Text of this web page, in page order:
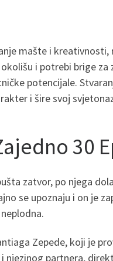
mašte i
i potrebi brige
potencijale.
i šire svoj
30
zatvor, po njega
se upoznaju i on je
Zepede, koji je
i njezinog partnera,